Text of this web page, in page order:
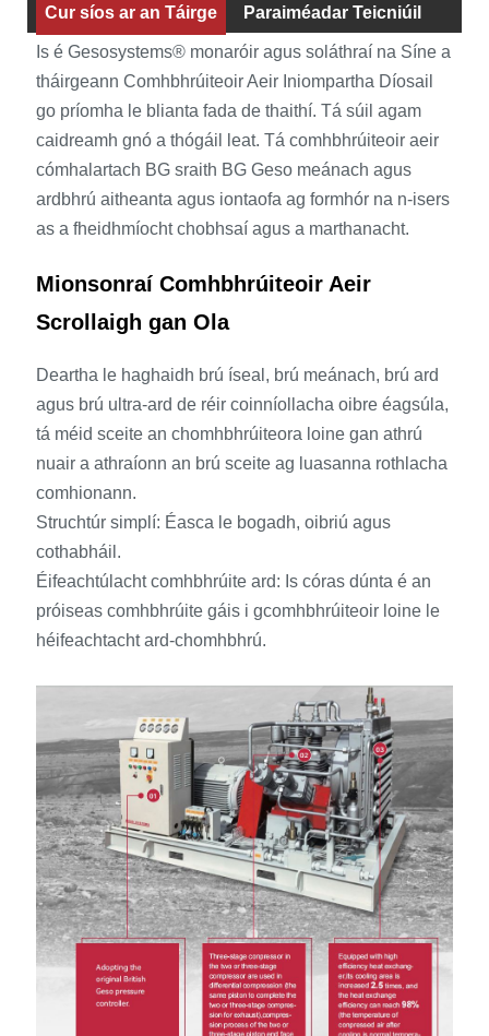
Cur síos ar an Táirge Paraiméadar Teicniúil
Is é Gesosystems® monaróir agus soláthraí na Síne a
tháirgeann Comhbhrúiteoir Aeir Iniompartha Díosail
go príomha le blianta fada de thaithí. Tá súil agam
caidreamh gnó a thógáil leat. Tá comhbhrúiteoir aeir
cómhalartach BG sraith BG Geso meánach agus
ardbhrú aitheanta agus iontaofa ag formhór na n-isers
as a fheidhmíocht chobhsaí agus a marthanacht.
Mionsonraí Comhbhrúiteoir Aeir
Scrollaigh gan Ola
Deartha le haghaidh brú íseal, brú meánach, brú ard
agus brú ultra-ard de réir coinníollacha oibre éagsúla,
tá méid sceite an chomhbhrúiteora loine gan athrú
nuair a athraíonn an brú sceite ag luasanna rothlacha
comhionann.
Struchtúr simplí: Éasca le bogadh, oibriú agus
cothabháil.
Éifeachtúlacht comhbhrúite ard: Is córas dúnta é an
próiseas comhbhrúite gáis i gcomhbhrúiteoir loine le
héifeachtacht ard-chomhbhrú.